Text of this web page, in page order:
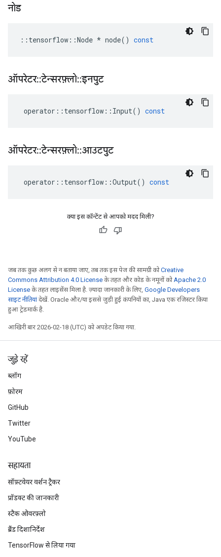
नोड
:: tensorflow ::Node * node() const
ऑपरेटर::टेन्सरफ़्लो::इनपुट
operator :: tensorflow :: Input() const
ऑपरेटर::टेन्सरफ़्लो::आउटपुट
operator :: tensorflow ::Output() const
क्या इस कॉन्टेंट से आपको मदद मिली?
जब तक कुछ अलग से न बताया जाए, तब तक इस पेज की सामग्री कोCreative
Commons Attribution 4.0 License के तहत और कोड के नमूनों कोApache 2.0
License के तहत लाइसेंस मिला है. ज़्यादा जानकारी के लिए, Google Developers
साइट नीतियांदेखें. Oracle और/या इससे जुड़ी हुई कंपनियों का, Java एक रजिस्टर किया
हुआ ट्रेडमार्क है.
आखिरी बार 2026-02-18 (UTC) को अपडेट किया गया.
जुड़े रहें
ब्लॉग
फ़ोरम
GitHub
Twitter
YouTube
सहायता
सॉफ़्टवेयर वर्शन ट्रैकर
प्रॉडक्ट की जानकारी
स्टैक ओवरफ़्लो
ब्रैंड दिशानिर्देश
TensorFlow से लिया गया